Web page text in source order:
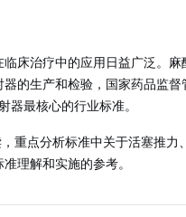
床治疗中的应用日益广泛。
的生产和检验，国家药品监督
器最核心的行业标准。
重点分析标准中关于活塞推
理解和实施的参考。